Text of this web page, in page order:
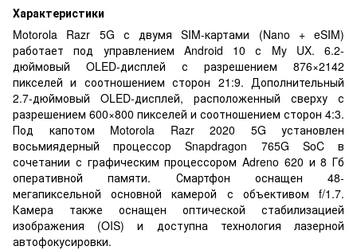
Характеристики
Motorola Razr 5G с двумя SIM-картами (Nano + eSIM)
работает под управлением Android 10 с My UX. 6.2-
дюймовый OLED-дисплей с разрешением 876×2142
пикселей и соотношением сторон 21:9. Дополнительный
2.7-дюймовый OLED-дисплей, расположенный сверху с
разрешением 600×800 пикселей и соотношением сторон 4:3.
Под капотом Motorola Razr 2020 5G установлен
восьмиядерный процессор Snapdragon 765G SoC в
сочетании с графическим процессором Adreno 620 и 8 Гб
оперативной памяти. Смартфон оснащен 48-
мегапиксельной основной камерой с объективом f/1.7.
Камера также оснащен оптической стабилизацией
изображения (OIS) и доступна технология лазерной
автофокусировки.